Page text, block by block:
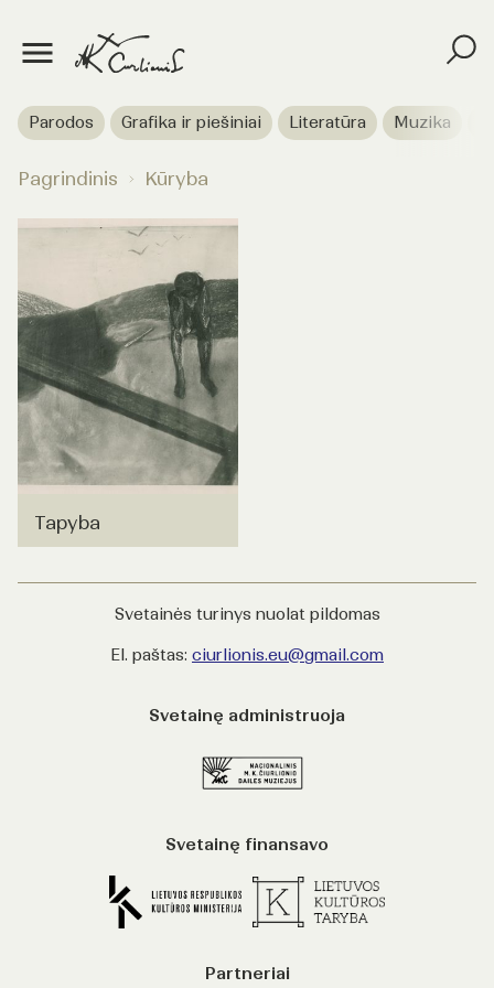
Parodos Grafika ir piešiniai Literatūra Muzika
Pagrindinis Kūryba
Tapyba
Svetainės turinys nuolat pildomas
El. paštas: ciurlionis.eu@gmail.com
Svetainę administruoja
Svetainę finansavo
Partneriai